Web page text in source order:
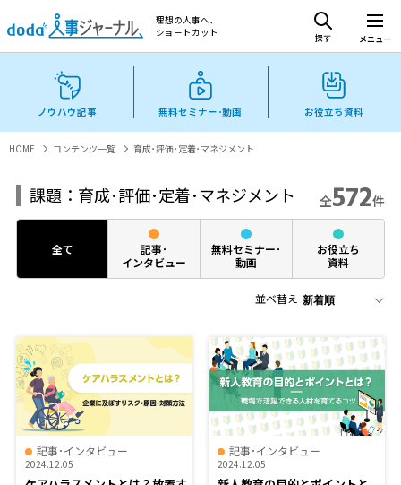
理想の人事へ、
ショートカット
探す メニュー
ノウハウ記事 無料セミナー･動画 お役立ち資料
HOME コンテンツ一覧 育成･評価･定着･マネジメント
課題：育成･評価･定着･マネジメント 全572件
全て
記事･
インタビュー
無料セミナー･
動画
お役立ち
資料
並べ替え
記事･インタビュー
2024.12.05
記事･インタビュー
2024.12.05